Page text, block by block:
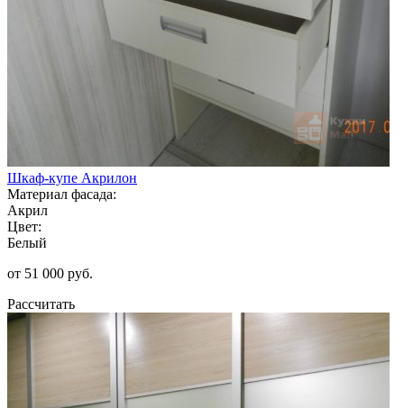
Шкаф-купе Акрилон
Материал фасада:
Акрил
Цвет:
Белый
от 51 000 руб.
Рассчитать